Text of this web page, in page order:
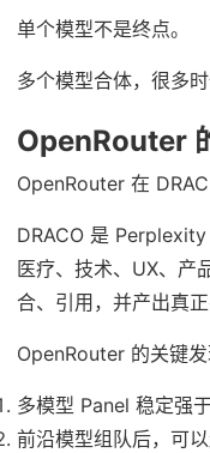
单个模型不是终点。
多个模型合体，很多时
OpenRouter
OpenRouter 在
DRACO 是 Perplexity
医疗、技术、UX、产
合、引用，并产出真正
OpenRouter 的关键发
多模型 Panel 稳定强于
前沿模型组队后，可